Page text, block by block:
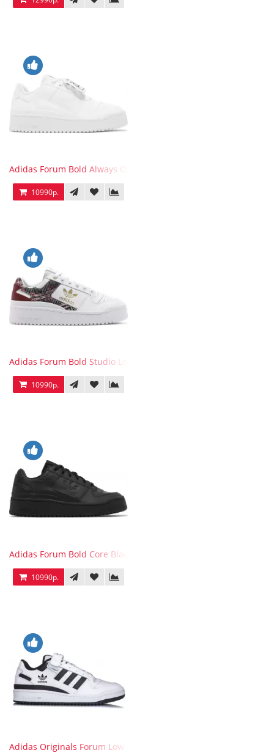
Adidas Forum Bold Always Original
10990р.
Adidas Forum Bold Studio London Checkered
10990р.
Adidas Forum Bold Core Black
10990р.
Adidas Originals Forum Low WB White Black